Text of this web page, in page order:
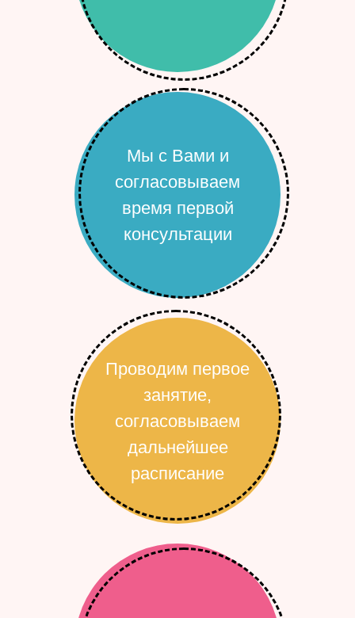
Мы с Вами и
согласовываем
время первой
консультации
Проводим первое
занятие,
согласовываем
дальнейшее
расписание